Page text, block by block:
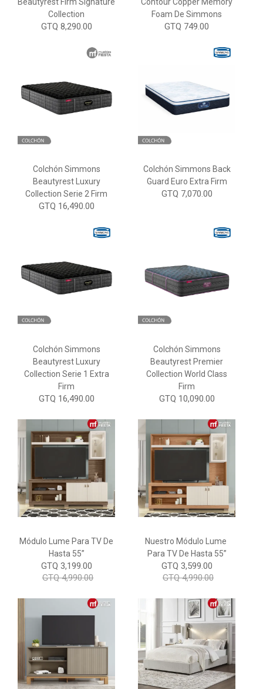
Collection
GTQ 8,290.00
Foam De Simmons
GTQ 749.00
Colchón Simmons
Beautyrest Luxury
Collection Serie 2 Firm
GTQ 16,490.00
Colchón Simmons Back
Guard Euro Extra Firm
GTQ 7,070.00
Colchón Simmons
Beautyrest Luxury
Collection Serie 1 Extra
Firm
GTQ 16,490.00
Colchón Simmons
Beautyrest Premier
Collection World Class
Firm
GTQ 10,090.00
Módulo Lume Para TV De
Hasta 55”
GTQ 3,199.00
GTQ 4,990.00
Nuestro Módulo Lume
Para TV De Hasta 55”
GTQ 3,599.00
GTQ 4,990.00